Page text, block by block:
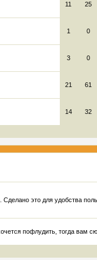
11 25
1 0
3 0
21 61
14 32
Сделано это для удобства
пофлудить, тогда вам